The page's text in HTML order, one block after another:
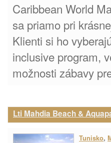
Caribbean World
sa priamo pri
Klienti si ho
inclusive program,
možnosti zábavy
Lti Mahdia Beach &
Tunisko,